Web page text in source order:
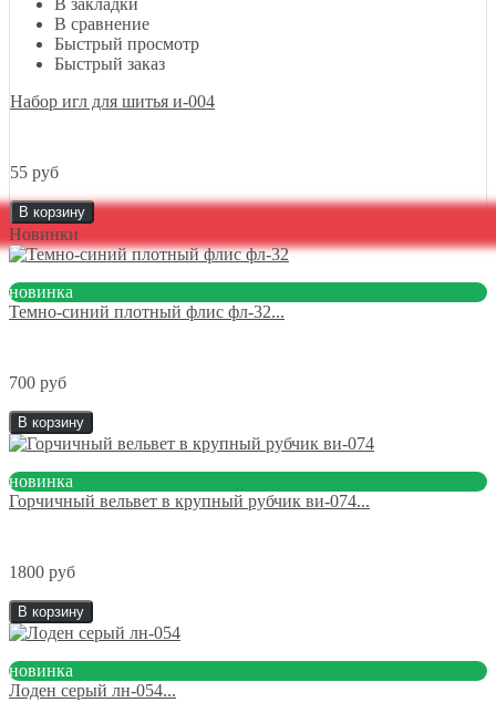
В сравнение
Быстрый просмотр
Быстрый заказ
Набор игл для шитья и-004
55 руб
В корзину
Новинки
новинка
Темно-синий плотный флис фл-32...
700 руб
В корзину
новинка
Горчичный вельвет в крупный рубчик ви-074...
1800 руб
В корзину
новинка
Лоден серый лн-054...